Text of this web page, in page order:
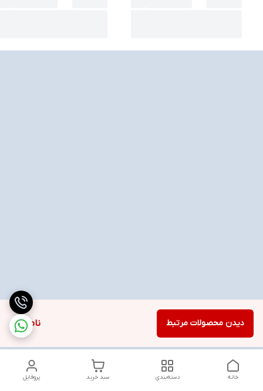
ناموجود دیدن محصولات مرتبط
پروفایل سبد خرید دسته‌بندی خانه